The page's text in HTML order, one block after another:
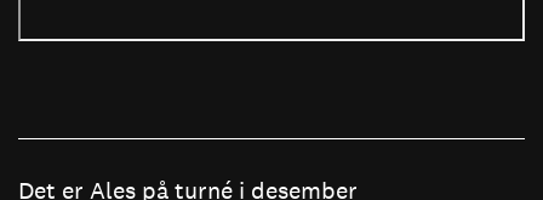
Det er Ales på turné i desember